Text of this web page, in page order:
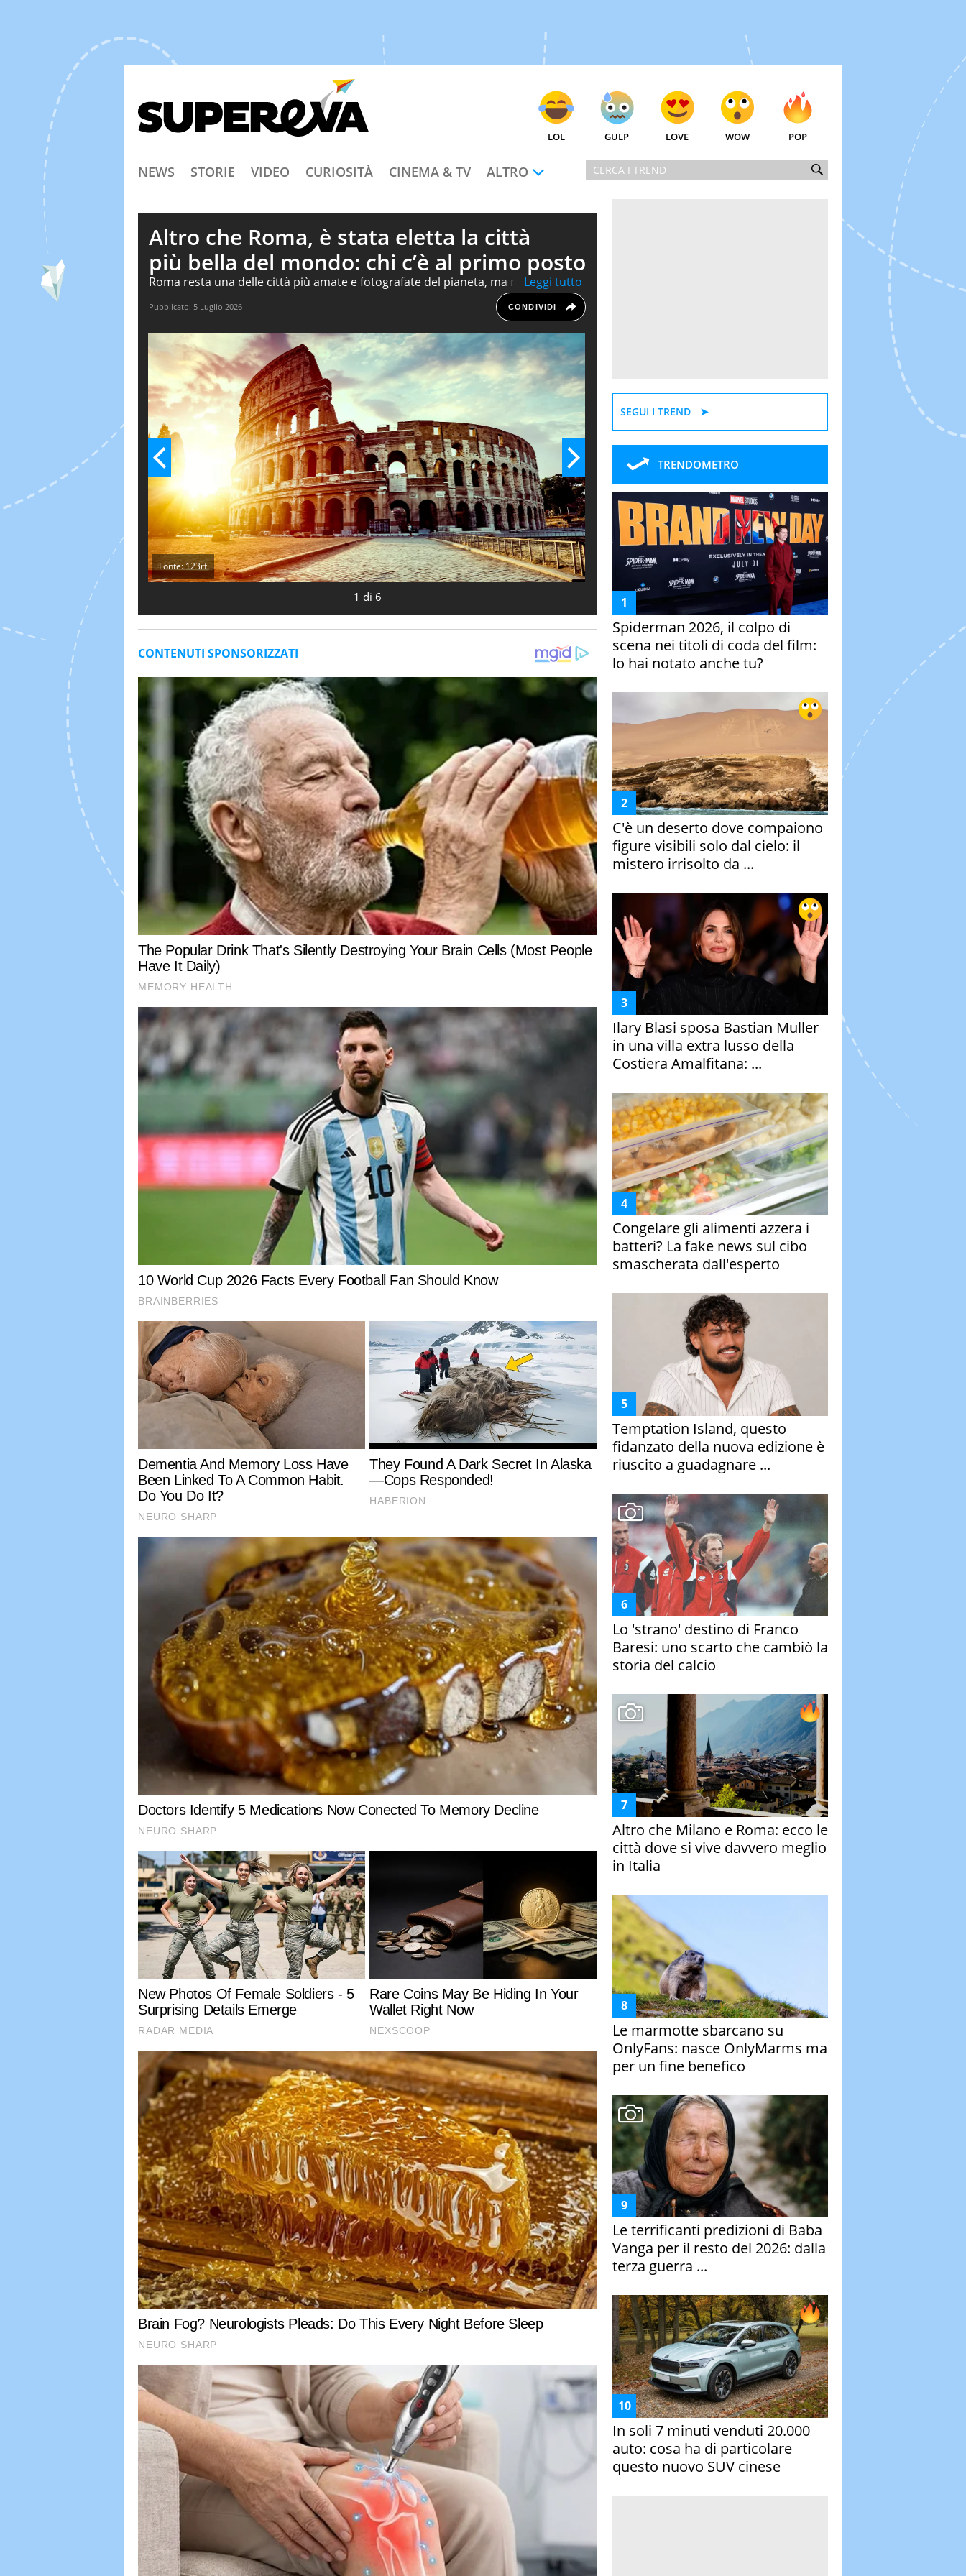
LOL GULP LOVE WOW POP
NEWS STORIE VIDEO CURIOSITÀ CINEMA & TV ALTRO
Altro che Roma, è stata eletta la città
più bella del mondo: chi c’è al primo posto
Roma resta una delle città più amate e fotografate del pianeta, ma nella nuova
classifica internazionale dedicata alle migliori del mondo il risultato sorprende: il
primo posto non parla italiano. E, anzi, l’Italia è presente in top 50 con una sola
città che non è la Capitale. Ma di quale si tratta? E qual è invece la città più bella
del mondo secondo Best Cities di Time Out?
Pubblicato: 5 Luglio 2026 CONDIVIDI
1 di 6
Fonte: 123rf
SEGUI I TREND
TRENDOMETRO
Spiderman 2026, il colpo di
scena nei titoli di coda del film:
lo hai notato anche tu?
C'è un deserto dove compaiono
figure visibili solo dal cielo: il
mistero irrisolto da ...
Ilary Blasi sposa Bastian Muller
in una villa extra lusso della
Costiera Amalfitana: ...
Congelare gli alimenti azzera i
batteri? La fake news sul cibo
smascherata dall'esperto
Temptation Island, questo
fidanzato della nuova edizione è
riuscito a guadagnare ...
Lo 'strano' destino di Franco
Baresi: uno scarto che cambiò la
storia del calcio
Altro che Milano e Roma: ecco le
città dove si vive davvero meglio
in Italia
Le marmotte sbarcano su
OnlyFans: nasce OnlyMarms ma
per un fine benefico
Le terrificanti predizioni di Baba
Vanga per il resto del 2026: dalla
terza guerra ...
In soli 7 minuti venduti 20.000
auto: cosa ha di particolare
questo nuovo SUV cinese